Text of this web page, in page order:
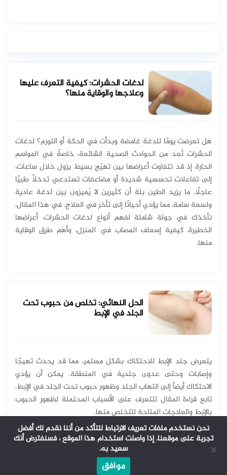
لدغات الحشرات: كيفية التعرف عليها
وعلاجها والوقاية منها؟
هل تعرضت يومًا للدغة غامضة وبدأت في الحكة أو التورم؟ لدغات
الحشرات تُعد من الحوادث الصحية الشائعة، خاصةً في المواسم
الحارة، إذ قد تتفاوت أعراضها بين تهيّج بسيط يزول خلال ساعات،
إلى تفاعلات تحسسية شديدة أو مضاعفات تستدعي تدخلاً طبيًا
عاجلًا. ما يزيد الطين بلة أن كثيرين لا يُميزون بين لدغة عادية
ولسعة سامة، مما يؤدي أحيانًا إلى تأخر في العلاج. في هذا المقال،
نأخذك في جولة شاملة لفهم أنواع لدغات الحشرات، أعراضها
الخطيرة، كيفية إسعاف المصاب في المنزل، وأهم طرق الوقاية
منها.
الحل النهائي: تخلص من حبوب تحت
الجلد في الإبط
يتعرض جلد الإبط للاحتكاك بشكل مستمر، مما قد يحدث تهيجًا
وإصابات وحتى عدوى جلدية في المنطقة. يمكن أن يؤدي
الاحتكاك أيضاً إلى التهاب الجلد وظهور حبوب تحت الجلد في الإبط.
تابع قراءة المقال لتتعرف على الأسباب المحتملة لظهور الحبوب
بالإبط والعلاجات المتاحة للتخلص منها.
نحن نستخدم ملفات تعريف الارتباط للتأكد من أننا نقدم لك أفضل
تجربة على موقعنا. إذا واصلت استخدام هذا الموقع ، فسنفترض أنك
سعيد به.
موافق